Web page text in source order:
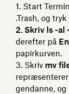
1. Start
.Trash, og tryk
2. Skriv ls -al
derefter på
papirkurven.
3. Skriv mv
gendanne,